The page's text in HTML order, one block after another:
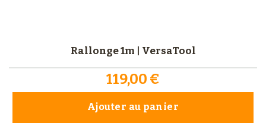
Rallonge 1m | VersaTool
119,00 €
Ajouter au panier